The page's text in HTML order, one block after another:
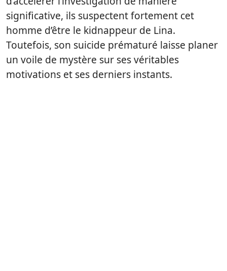
significative, ils suspectent fortement cet
homme d’être le kidnappeur de Lina.
Toutefois, son suicide prématuré laisse planer
un voile de mystère sur ses véritables
motivations et ses derniers instants.